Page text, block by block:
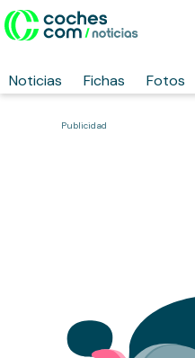
Noticias Fichas Fotos
Publicidad